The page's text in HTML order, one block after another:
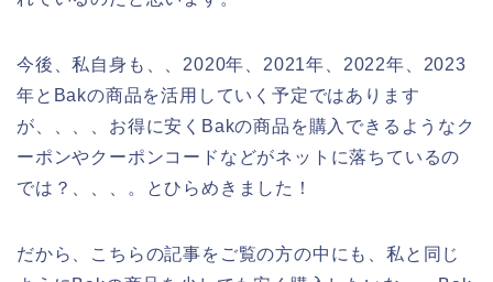
今後、私自身も、、2020年、2021年、2022年、2023
年とBakの商品を活用していく予定ではあります
が、、、、お得に安くBakの商品を購入できるようなク
ーポンやクーポンコードなどがネットに落ちているの
では？、、、。とひらめきました！
だから、こちらの記事をご覧の方の中にも、私と同じ